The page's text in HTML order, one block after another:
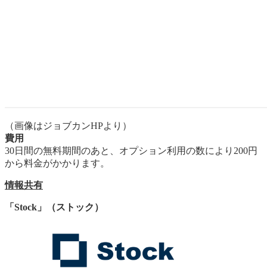
（画像はジョブカンHPより）
費用
30日間の無料期間のあと、オプション利用の数により200円
から料金がかかります。
情報共有
「Stock」（ストック）